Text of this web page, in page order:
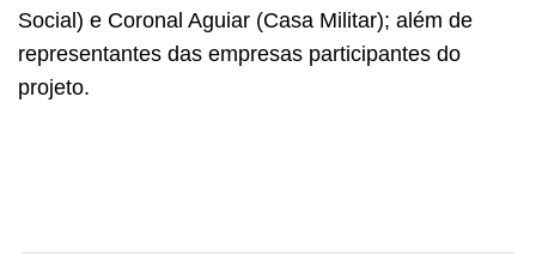
Social) e Coronal Aguiar (Casa Militar); além de
representantes das empresas participantes do
projeto.